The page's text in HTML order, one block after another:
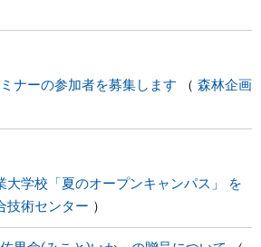
ナーの参加者を募集します
森林企画
大学校「夏のオープンキャンパス」 を
技術センター